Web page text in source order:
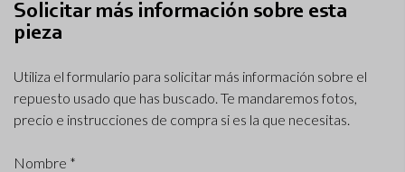
Solicitar más información sobre esta
pieza
Utiliza el formulario para solicitar más información sobre el
repuesto usado que has buscado. Te mandaremos fotos,
precio e instrucciones de compra si es la que necesitas.
Nombre *